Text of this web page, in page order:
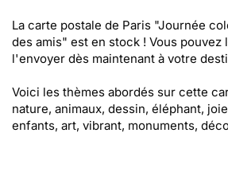
La carte postale de Paris "Journée
des amis" est en stock ! Vous pouvez
l'envoyer dès maintenant à votre
Voici les thèmes abordés sur cette
nature, animaux, dessin, éléphant,
enfants, art, vibrant, monuments,